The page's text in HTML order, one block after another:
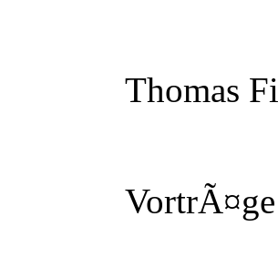
Thomas
VortrÃ¤ge